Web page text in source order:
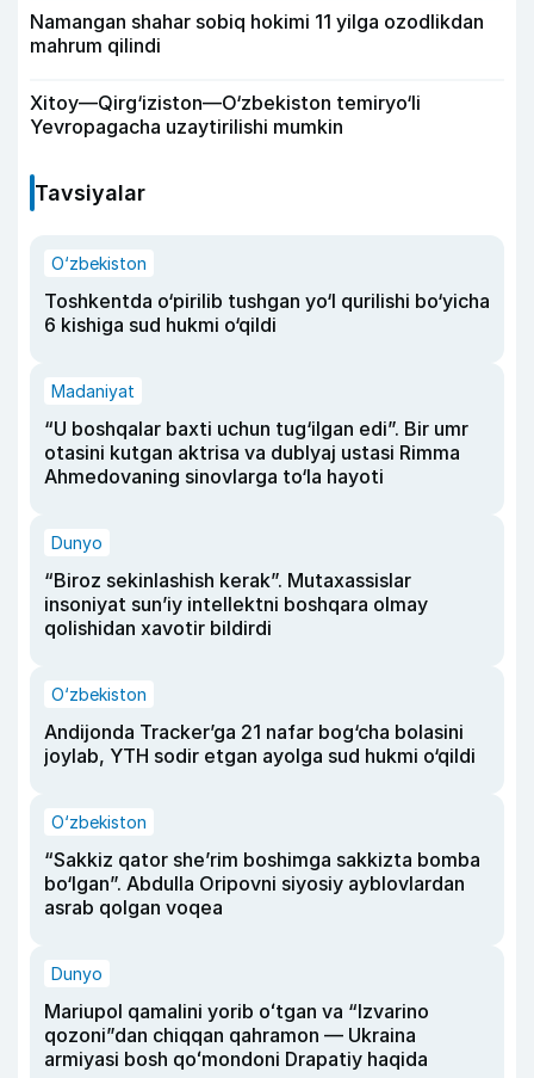
Namangan shahar sobiq hokimi 11 yilga ozodlikdan
mahrum qilindi
Xitoy—Qirg‘iziston—O‘zbekiston temiryo‘li
Yevropagacha uzaytirilishi mumkin
Tavsiyalar
O‘zbekiston
Toshkentda o‘pirilib tushgan yo‘l qurilishi bo‘yicha
6 kishiga sud hukmi o‘qildi
Madaniyat
“U boshqalar baxti uchun tug‘ilgan edi”. Bir umr
otasini kutgan aktrisa va dublyaj ustasi Rimma
Ahmedovaning sinovlarga to‘la hayoti
Dunyo
“Biroz sekinlashish kerak”. Mutaxassislar
insoniyat sun’iy intellektni boshqara olmay
qolishidan xavotir bildirdi
O‘zbekiston
Andijonda Tracker’ga 21 nafar bog‘cha bolasini
joylab, YTH sodir etgan ayolga sud hukmi o‘qildi
O‘zbekiston
“Sakkiz qator she’rim boshimga sakkizta bomba
bo‘lgan”. Abdulla Oripovni siyosiy ayblovlardan
asrab qolgan voqea
Dunyo
Mariupol qamalini yorib oʻtgan va “Izvarino
qozoni”dan chiqqan qahramon — Ukraina
armiyasi bosh qoʻmondoni Drapatiy haqida